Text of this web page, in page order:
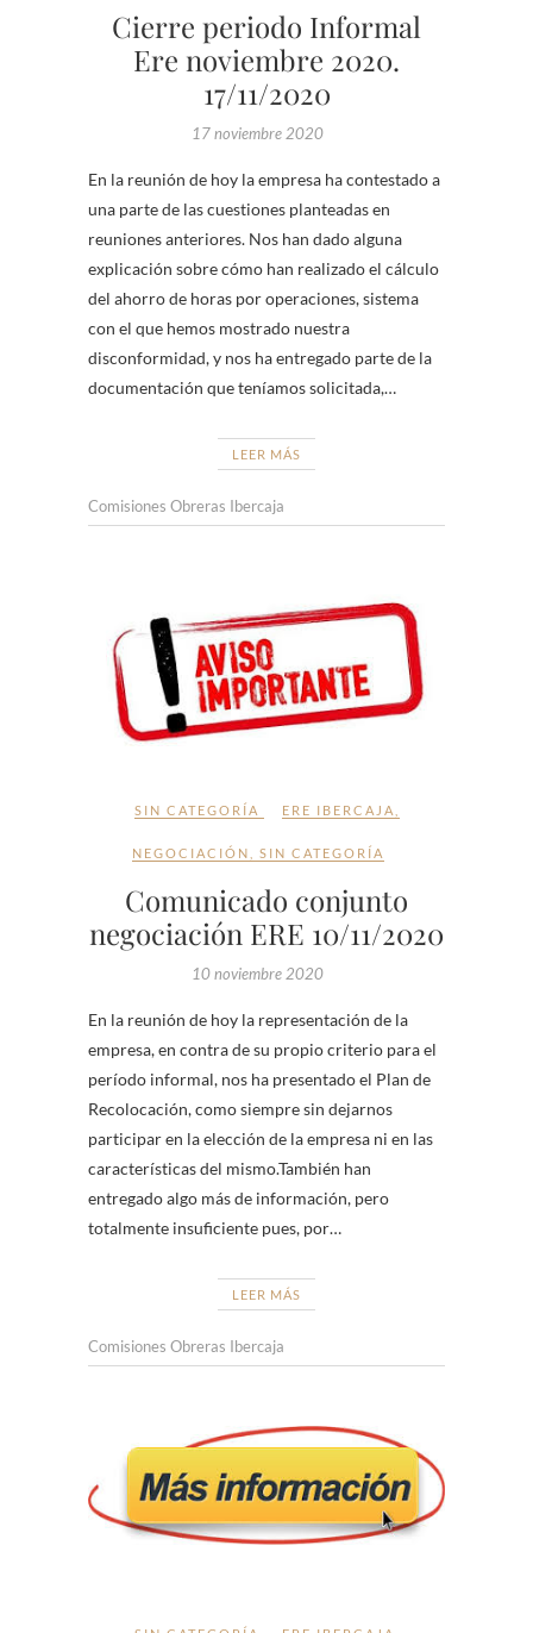
Cierre periodo Informal
Ere noviembre 2020.
17/11/2020
17 noviembre 2020
En la reunión de hoy la empresa ha contestado a
una parte de las cuestiones planteadas en
reuniones anteriores. Nos han dado alguna
explicación sobre cómo han realizado el cálculo
del ahorro de horas por operaciones, sistema
con el que hemos mostrado nuestra
disconformidad, y nos ha entregado parte de la
documentación que teníamos solicitada,…
LEER MÁS
Comisiones Obreras Ibercaja
SIN CATEGORÍA ERE IBERCAJA
NEGOCIACIÓN SIN CATEGORÍA
Comunicado conjunto
negociación ERE 10/11/2020
10 noviembre 2020
En la reunión de hoy la representación de la
empresa, en contra de su propio criterio para el
período informal, nos ha presentado el Plan de
Recolocación, como siempre sin dejarnos
participar en la elección de la empresa ni en las
características del mismo.También han
entregado algo más de información, pero
totalmente insuficiente pues, por…
LEER MÁS
Comisiones Obreras Ibercaja